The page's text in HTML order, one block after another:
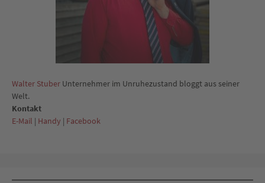
Walter Stuber Unternehmer im Unruhezustand bloggt aus seiner
Welt.
Kontakt
E-Mail | Handy | Facebook